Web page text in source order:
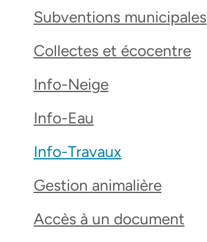
Subventions municipales
Collectes et écocentre
Info-Neige
Info-Eau
Info-Travaux
Gestion animalière
Accès à un document